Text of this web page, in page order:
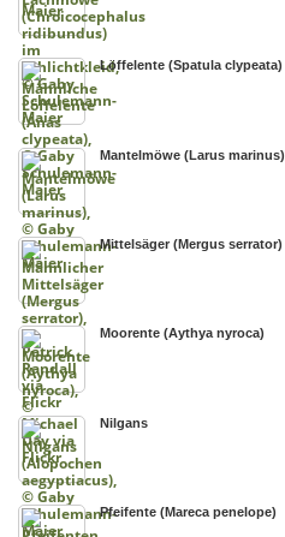
Löffelente (Spatula clypeata)
Mantelmöwe (Larus marinus)
Mittelsäger (Mergus serrator)
Moorente (Aythya nyroca)
Nilgans
Pfeifente (Mareca penelope)